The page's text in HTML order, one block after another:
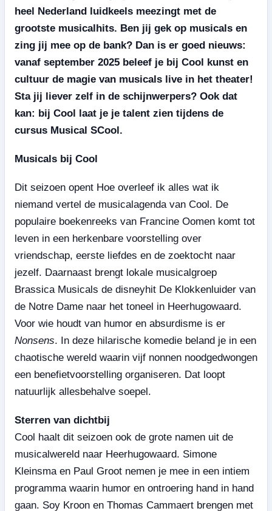
heel Nederland luidkeels meezingt met de
grootste musicalhits. Ben jij gek op musicals en
zing jij mee op de bank? Dan is er goed nieuws:
vanaf september 2025 beleef je bij Cool kunst en
cultuur de magie van musicals live in het theater!
Sta jij liever zelf in de schijnwerpers? Ook dat
kan: bij Cool laat je je talent zien tijdens de
cursus Musical SCool.
Musicals bij Cool
Dit seizoen opent Hoe overleef ik alles wat ik
niemand vertel de musicalagenda van Cool. De
populaire boekenreeks van Francine Oomen komt tot
leven in een herkenbare voorstelling over
vriendschap, eerste liefdes en de zoektocht naar
jezelf. Daarnaast brengt lokale musicalgroep
Brassica Musicals de disneyhit De Klokkenluider van
de Notre Dame naar het toneel in Heerhugowaard.
Voor wie houdt van humor en absurdisme is er
Nonsens . In deze hilarische komedie beland je in een
chaotische wereld waarin vijf nonnen noodgedwongen
een benefietvoorstelling organiseren. Dat loopt
natuurlijk allesbehalve soepel.
Sterren van dichtbij
Cool haalt dit seizoen ook de grote namen uit de
musicalwereld naar Heerhugowaard. Simone
Kleinsma en Paul Groot nemen je mee in een intiem
programma waarin humor en ontroering hand in hand
gaan. Soy Kroon en Thomas Cammaert brengen met